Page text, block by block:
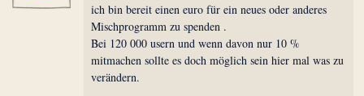
ich bin bereit einen euro für ein neues oder anderes
Mischprogramm zu spenden .
Bei 120 000 usern und wenn davon nur 10 %
mitmachen sollte es doch möglich sein hier mal was zu
verändern.